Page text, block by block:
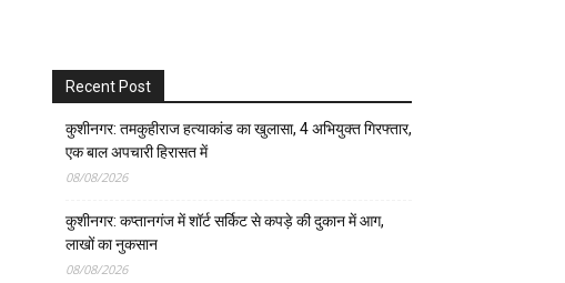
Recent Post
कुशीनगर: तमकुहीराज हत्याकांड का खुलासा, 4 अभियुक्त गिरफ्तार,
एक बाल अपचारी हिरासत में
08/08/2026
कुशीनगर: कप्तानगंज में शॉर्ट सर्किट से कपड़े की दुकान में आग,
लाखों का नुकसान
08/08/2026